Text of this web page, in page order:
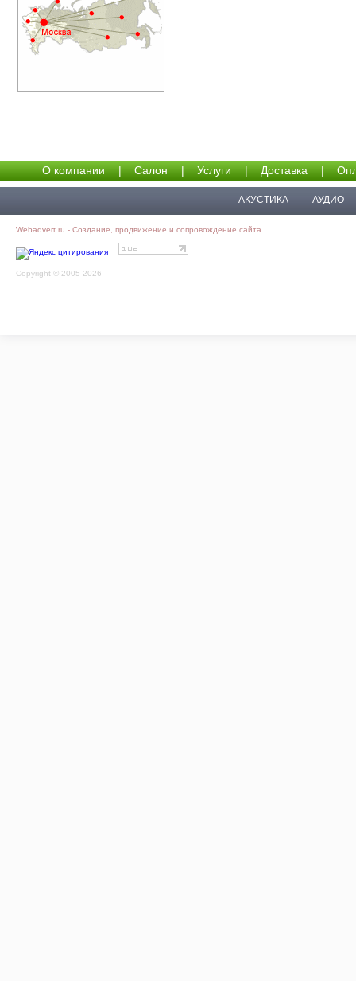
О компании | Салон | Услуги | Доставка |
АКУСТИКА АУДИО
Webadvert.ru - Создание, продвижение и сопровождение сайта
Copyright © 2005-2026